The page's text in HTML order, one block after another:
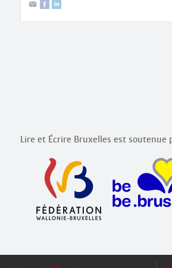
Lire et Écrire Bruxelles est soutenue